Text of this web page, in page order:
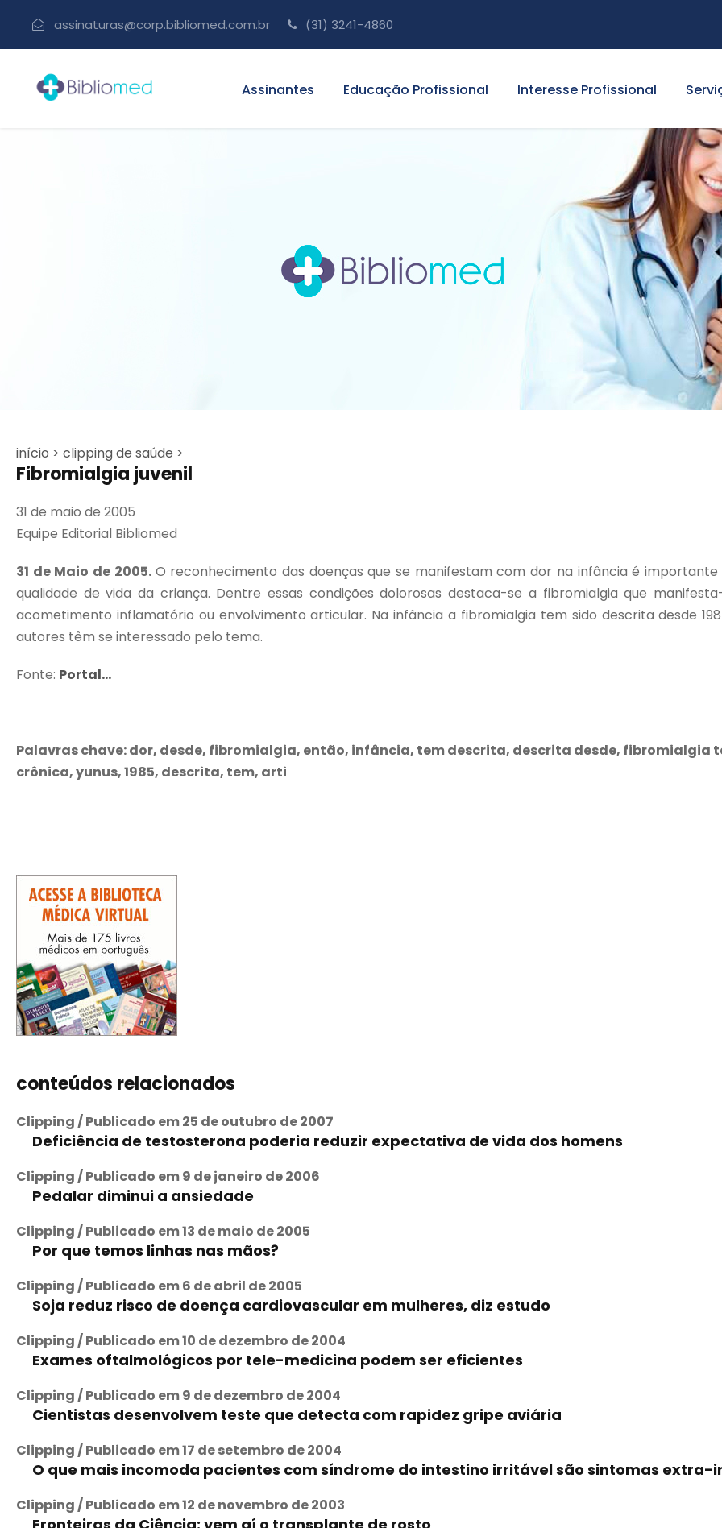
assinaturas@corp.bibliomed.com.br (31) 3241-4860
Assinantes Educação Profissional Interesse Profissional
início > clipping de saúde >
Fibromialgia juvenil
31 de maio de 2005
Equipe Editorial Bibliomed
31 de Maio de 2005. O reconhecimento das doenças que se manifestam com dor na infância é
qualidade de vida da criança. Dentre essas condições dolorosas destaca-se a fibromialgia que
acometimento inflamatório ou envolvimento articular. Na infância a fibromialgia tem sido descrita desde
autores têm se interessado pelo tema.
Fonte: Portal...
Palavras chave: dor, desde, fibromialgia, então, infância, tem descrita, descrita desde, fibromialgia
crônica, yunus, 1985, descrita, tem, arti
conteúdos relacionados
Clipping / Publicado em 25 de outubro de 2007
Deficiência de testosterona poderia reduzir expectativa de vida dos homens
Clipping / Publicado em 9 de janeiro de 2006
Pedalar diminui a ansiedade
Clipping / Publicado em 13 de maio de 2005
Por que temos linhas nas mãos?
Clipping / Publicado em 6 de abril de 2005
Soja reduz risco de doença cardiovascular em mulheres, diz estudo
Clipping / Publicado em 10 de dezembro de 2004
Exames oftalmológicos por tele-medicina podem ser eficientes
Clipping / Publicado em 9 de dezembro de 2004
Cientistas desenvolvem teste que detecta com rapidez gripe aviária
Clipping / Publicado em 17 de setembro de 2004
O que mais incomoda pacientes com síndrome do intestino irritável são sintomas extra-
Clipping / Publicado em 12 de novembro de 2003